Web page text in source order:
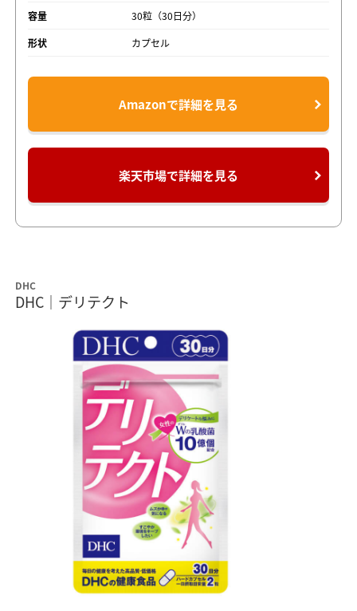
容量
30粒（30日分）
形状
カプセル
Amazonで詳細を見る
楽天市場で詳細を見る
DHC
DHC｜デリテクト